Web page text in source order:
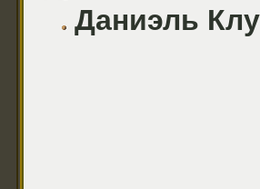
Даниэль